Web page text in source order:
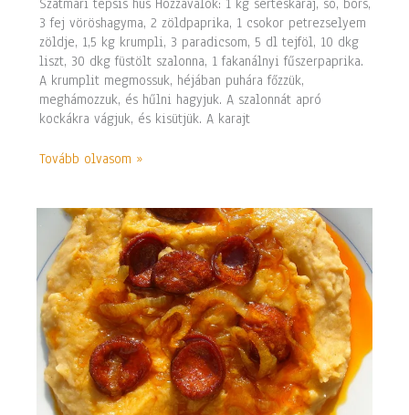
3 fej vöröshagyma, 2 zöldpaprika, 1 csokor petrezselyem
zöldje, 1,5 kg krumpli, 3 paradicsom, 5 dl tejföl, 10 dkg
liszt, 30 dkg füstölt szalonna, 1 fakanálnyi fűszerpaprika.
A krumplit megmossuk, héjában puhára főzzük,
meghámozzuk, és hűlni hagyjuk. A szalonnát apró
kockákra vágjuk, és kisütjük. A karajt
Tovább olvasom »